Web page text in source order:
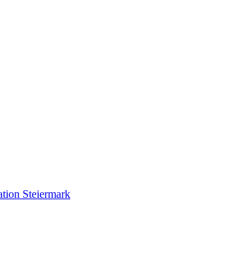
Steiermark